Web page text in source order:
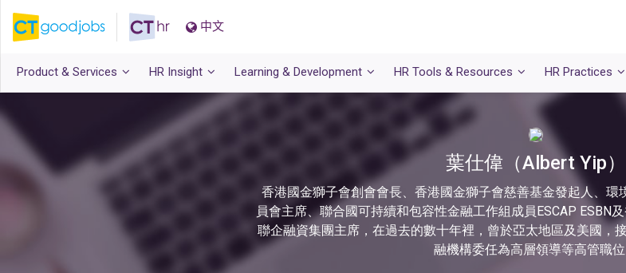
中文
Product & Services HR Insight Learning & Development HR Tools & Resources HR Practices
葉仕偉（Albert Yip）
香港國金獅子會創會會長、香港國金獅子會慈善基金發起人、環
員會主席、聯合國可持續和包容性金融工作組成員ESCAP ESBN
聯企融資集團主席，在過去的數十年裡，曾於亞太地區及美國，
融機構委任為高層領導等高管職位